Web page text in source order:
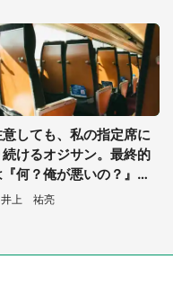
意しても、私の指定席に
続けるオジサン。最終的
何？俺が悪いの？』と
してきて...」
井上 祐亮